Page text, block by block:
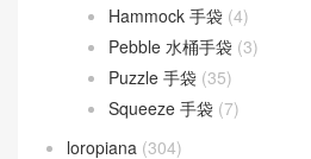
Goyard(523)
Gucci (270)
LOEWE(349)
Cubi 斜挎包(20)
Flamenco 手袋